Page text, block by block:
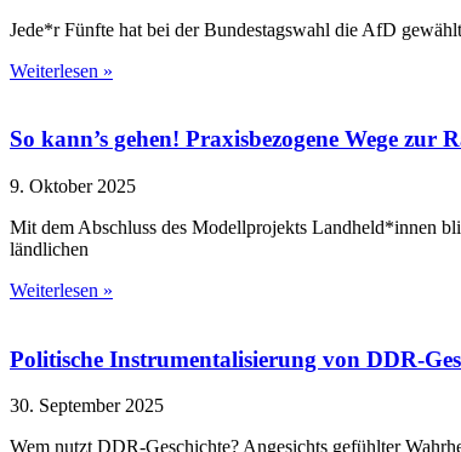
Jede*r Fünfte hat bei der Bundestagswahl die AfD
Weiterlesen »
So kann’s gehen! Praxisbezogene Wege
9. Oktober 2025
Mit dem Abschluss des Modellprojekts Landheld*innen
ländlichen
Weiterlesen »
Politische Instrumentalisierung von DDR-
30. September 2025
Wem nutzt DDR-Geschichte? Angesichts gefühlter